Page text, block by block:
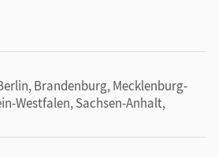
Brandenburg, Mecklenburg-
Westfalen, Sachsen-Anhalt,